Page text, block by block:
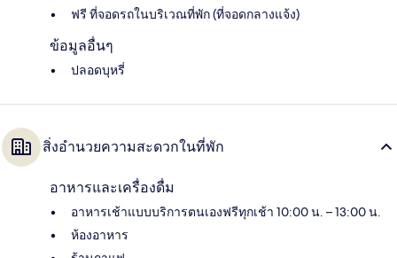
ฟรี ที่จอดรถในบริเวณที่พัก (ที่จอดกลางแจ้ง)
ข้อมูลอื่นๆ
ปลอดบุหรี่
สิ่งอำนวยความสะดวกในที่พัก
อาหารและเครื่องดื่ม
อาหารเช้าแบบบริการตนเองฟรีทุกเช้า 10:00 น. – 13:00 น.
ห้องอาหาร